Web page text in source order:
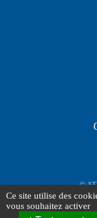
©
Protection des
Ce site utilise des
vous souhaitez activer